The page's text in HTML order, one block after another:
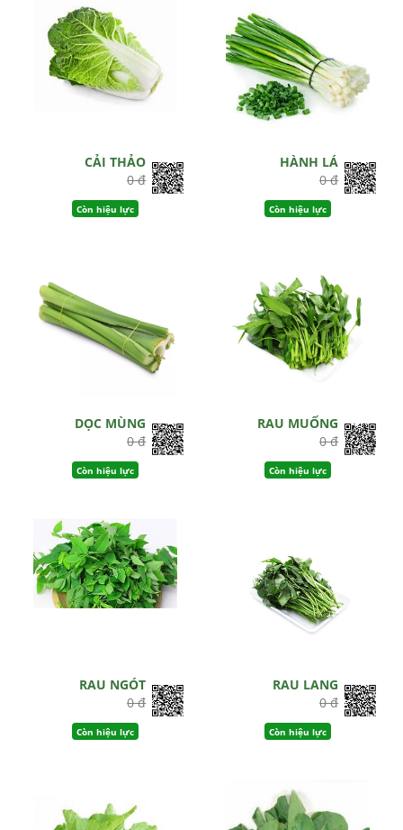
CẢI THẢO
0 đ
Còn hiệu lực
HÀNH LÁ
0 đ
Còn hiệu lực
DỌC MÙNG
0 đ
Còn hiệu lực
RAU MUỐNG
0 đ
Còn hiệu lực
RAU NGÓT
0 đ
Còn hiệu lực
RAU LANG
0 đ
Còn hiệu lực